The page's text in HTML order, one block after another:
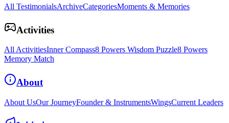
All TestimonialsArchiveCategoriesMoments & Memories
Activities
All ActivitiesInner Compass8 Powers Wisdom Puzzle8 Powers
Memory Match
About
About UsOur JourneyFounder & InstrumentsWingsCurrent Leaders